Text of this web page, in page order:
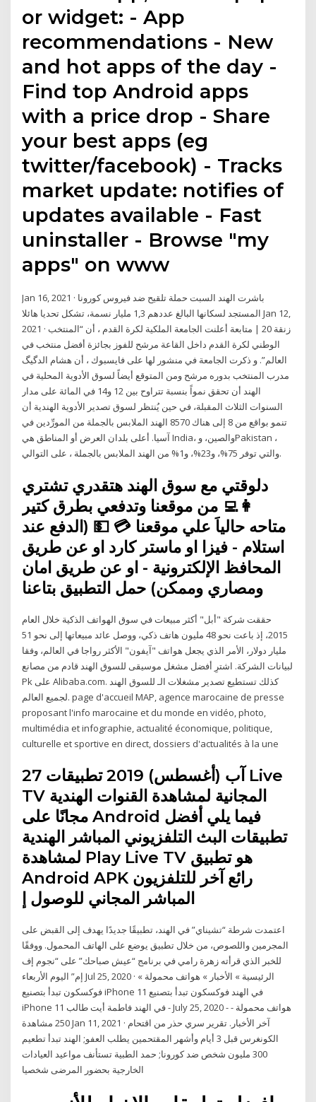
or widget: - App
recommendations - New
and hot apps of the day -
Find top Android apps
with a price drop - Share
your best apps (eg
twitter/facebook) - Tracks
market update: notifies of
updates available - Fast
uninstaller - Browse "my
apps" on www
Jan 16, 2021 · باشرت الهند السبت حملة تلقيح ضد فيروس كورونا
المستجد لسكانها البالغ عددهم 1,3 مليار نسمة، تشكل تحديا هائلا Jan 12,
2021 · زنقة 20 | متابعة أعلنت الجامعة الملكية لكرة القدم ، أن “المنتخب
الوطني لكرة القدم داخل القاعة مرشح للفوز بجائزة أفضل منتخب في
العالم”. و ذكرت الجامعة في منشور لها على فايسبوك ، أن هشام الدگيگ
مدرب المنتخب بدوره مرشح ومن المتوقع أيضاً لسوق الأدوية المحلية في
الهند أن تحقق نمواً بنسبة تتراوح بين 12 و14 في المائة على مدار
السنوات الثلاث المقبلة، في حين يُنتظر لسوق تصدير الأدوية الهندية أن
تنمو بواقع من 8 إلى هناك 8570 الهند الملابس بالجملة من المورِّدين في
آسيا. أعلى بلدان العرض أو المناطق هي India، والصين، وPakistan ،
والتي توفر 75%، و23%، و1% من الهند الملابس بالجملة ، على التوالي.
دلوقتي مع سوق الهند هتقدري تشتري
👩‍💻 من موقعنا وتدفعي بطرق كتير
متاحه حالياَ علي موقعنا 💳 💵 (الدفع عند
استلام - فيزا او ماستر كارد او عن طريق
المحافظ الإلكترونية - او عن طريق امان
ومصاري وممكن) حمل التطبيق بتاعنا
حققت شركة "أبل" أكثر مبيعات في سوق الهواتف الذكية خلال العام
2015، إذ باعت نحو 48 مليون هاتف ذكي، ووصل عائد مبيعاتها إلى نحو 51
مليار دولار، الأمر الذي يجعل هواتف "آيفون" الأكثر رواجا في العالم، وفقا
لبيانات الشركة. اشترِ أفضل مشغل موسيقى للسوق الهند قادم من مصانع
Pk على Alibaba.com. كذلك تستطيع تصدير مشغلات الـ للسوق الهند
لجميع العالم. page d'accueil MAP, agence marocaine de presse
proposant l'info marocaine et du monde en vidéo, photo,
multimédia et infographie, actualité économique, politique,
culturelle et sportive en direct, dossiers d'actualités à la une
27 آب (أغسطس) 2019 تطبيقات Live
TV المجانية لمشاهدة القنوات الهندية
مجانًا على Android فيما يلي أفضل
تطبيقات البث التلفزيوني المباشر الهندية
لمشاهدة Play Live TV هو تطبيق
Android APK رائع آخر للتلفزيون
المباشر المجاني للوصول إ
اعتمدت شرطة “تشيناي” في الهند، تطبيقًا جديدًا يهدف إلى القبض على
المجرمين واللصوص، من خلال تطبيق يوضع على الهاتف المحمول. ووفقًا
للخبر الذي قرأته زهرة رامي في برنامج “عيش صباحك” على “نجوم إف
إم” اليوم الأربعاء Jul 25, 2020 · الرئيسية » الأخبار » هواتف محمولة »
فوكسكون تبدأ بتصنيع iPhone 11 في الهند فوكسكون تبدأ بتصنيع
iPhone 11 في الهند فاطمة أيت طالب - July 25, 2020 - هواتف محمولة -
250 مشاهدة Jan 11, 2021 · آخر الأخبار. تقرير سري حذر من اقتحام
الكونغرس قبل 3 أيام وأشهر المقتحمين يطلب العفو; الهند تبدأ تطعيم
300 مليون شخص ضد كورونا; حمد الطبية تستأنف مواعيد العيادات
الخارجية بحضور المرضى شخصيا